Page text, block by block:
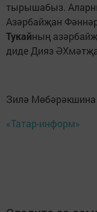
тырышабыз.
Азәрбайҗан
Тукайның
диде Дияз
Зилә Мөбәрәкшина
«Татар-информ»